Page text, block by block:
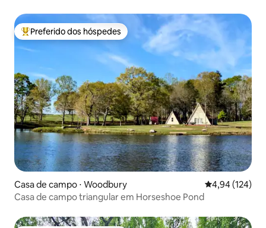
Entre os melhores preferidos dos hóspedes
Preferido dos hóspedes
Casa de campo ⋅ Woodbury 4,94 de uma
4,94 (124)
Casa de campo triangular em Horseshoe Pond